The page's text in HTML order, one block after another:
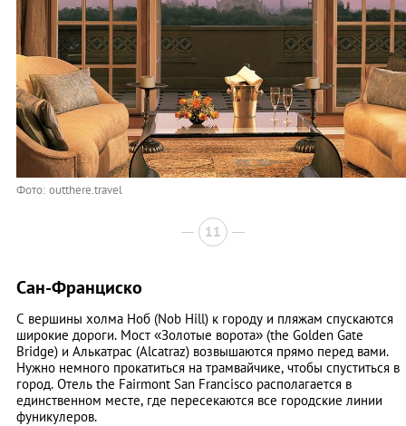
Фото: outthere.travel
11
Сан-Франциско
С вершины холма Ноб (Nob Hill) к городу и пляжам спускаются
широкие дороги. Мост «Золотые ворота» (the Golden Gate
Bridge) и Алькатрас (Alcatraz) возвышаются прямо перед вами.
Нужно немного прокатиться на трамвайчике, чтобы спуститься в
город. Отель the Fairmont San Francisco располагается в
единственном месте, где пересекаются все городские линии
фуникулеров.